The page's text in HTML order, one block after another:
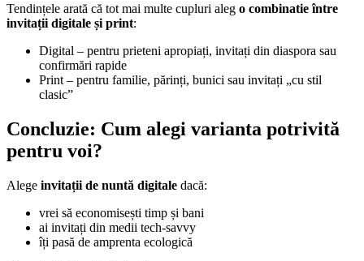
Tendințele arată că tot mai multe cupluri aleg o combinatie între
invitații digitale și print:
Digital – pentru prieteni apropiați, invitați din diaspora sau
confirmări rapide
Print – pentru familie, părinți, bunici sau invitați „cu stil
clasic”
Concluzie: Cum alegi varianta potrivită
pentru voi?
Alege invitații de nuntă digitale dacă:
vrei să economisești timp și bani
ai invitați din medii tech-savvy
îți pasă de amprenta ecologică